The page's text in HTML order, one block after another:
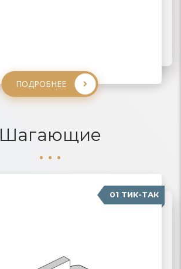
ПОДРОБНЕЕ
Шагающие
01 ТИК-ТАК